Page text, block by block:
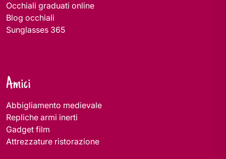
Occhiali graduati online
Blog occhiali
Sunglasses 365
Amici
Abbigliamento medievale
Repliche armi inerti
Gadget film
Attrezzature ristorazione